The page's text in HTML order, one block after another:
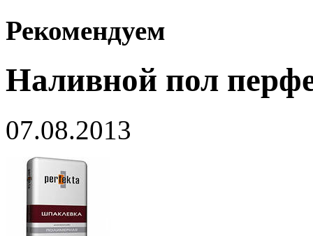
Рекомендуем
Наливной пол
07.08.2013